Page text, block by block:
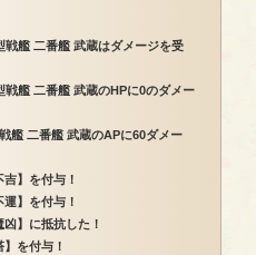
艦 二番艦 武蔵はダメージを受
艦 二番艦 武蔵のHPに0のダメー
艦 二番艦 武蔵のAPに60ダメー
】を付与！
】を付与！
】に抵抗した！
を付与！